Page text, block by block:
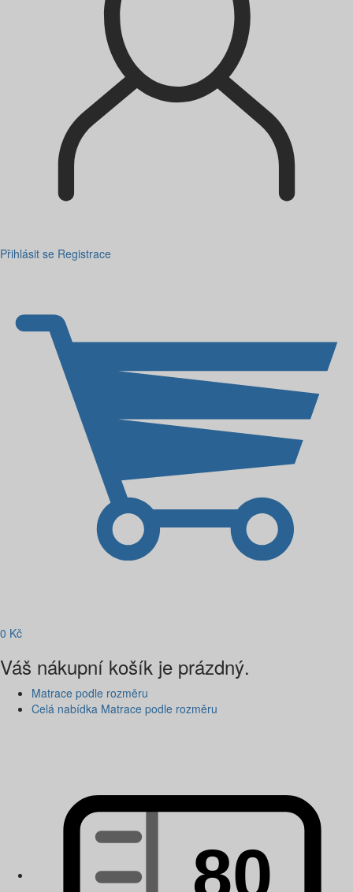
Přihlásit se Registrace
0 Kč
Váš nákupní košík je prázdný.
Matrace podle rozměru
Celá nabídka Matrace podle rozměru